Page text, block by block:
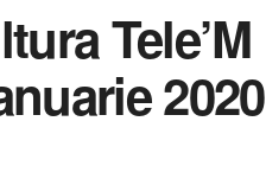
Tele’M
2020